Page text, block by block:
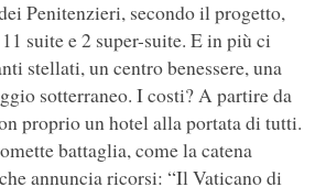
Penitenzieri, secondo il progetto,
suite e 2 super-suite. E in più ci
stellati, un centro benessere, una
sotterraneo. I costi? A partire da
proprio un hotel alla portata di tutti.
battaglia, come la catena
annuncia ricorsi: “Il Vaticano di